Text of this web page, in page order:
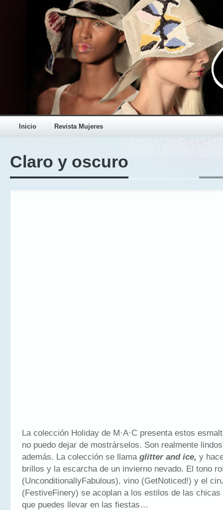
Inicio Revista Mujeres
Claro y oscuro
La colección Holiday de M·A·C presenta estos
no puedo dejar de mostrárselos. Son realmente
además. La colección se llamaglitter and ice, y
brillos y la escarcha de un invierno nevado. El tono
(UnconditionallyFabulous), vino (GetNoticed!) y el
(FestiveFinery) se acoplan a los estilos de las
que puedes llevar en las fiestas…